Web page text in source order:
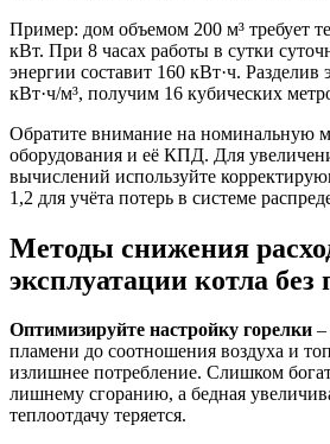
Пример: дом объемом 200 м³ требует
кВт. При 8 часах работы в сутки
энергии составит 160 кВт·ч. Разделив
кВт·ч/м³, получим 16 кубических
Обратите внимание на номинальную
оборудования и её КПД. Для
вычислений используйте
1,2 для учёта потерь в системе
Методы снижения
эксплуатации котла без
Оптимизируйте настройку горелки –
пламени до соотношения воздуха и
излишнее потребление. Слишком
лишнему сгоранию, а бедная
теплоотдачу теряется.